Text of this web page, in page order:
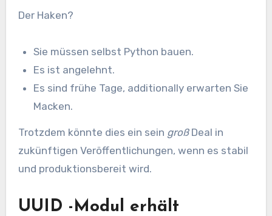
Der Haken?
Sie müssen selbst Python bauen.
Es ist angelehnt.
Es sind frühe Tage, additionally erwarten Sie
Macken.
Trotzdem könnte dies ein sein großDeal in
zukünftigen Veröffentlichungen, wenn es stabil
und produktionsbereit wird.
UUID -Modul erhält